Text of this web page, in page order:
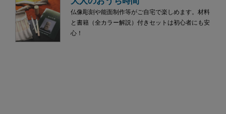
仏像彫刻や能面制作等がご自宅で楽しめます。材料
と書籍（全カラー解説）付きセットは初心者にも安
心！